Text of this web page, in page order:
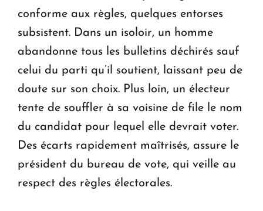
conforme aux règles, quelques entorses
subsistent. Dans un isoloir, un homme
abandonne tous les bulletins déchirés sauf
celui du parti qu’il soutient, laissant peu de
doute sur son choix. Plus loin, un électeur
tente de souffler à sa voisine de file le nom
du candidat pour lequel elle devrait voter.
Des écarts rapidement maîtrisés, assure le
président du bureau de vote, qui veille au
respect des règles électorales.